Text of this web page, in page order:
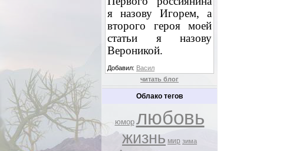
я назову Игорем, а
второго героя моей
статьи я назову
Вероникой.
Добавил: Васил
читать блог
Облако тегов
юмор любовь
жизнь мир зима